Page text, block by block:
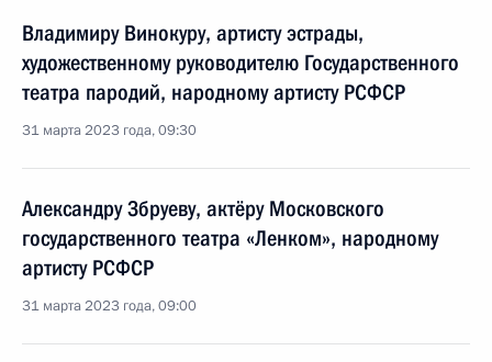
Владимиру Винокуру, артисту эстрады,
художественному руководителю Государственного
театра пародий, народному артисту РСФСР
31 марта 2023 года, 09:30
Александру Збруеву, актёру Московского
государственного театра «Ленком», народному
артисту РСФСР
31 марта 2023 года, 09:00